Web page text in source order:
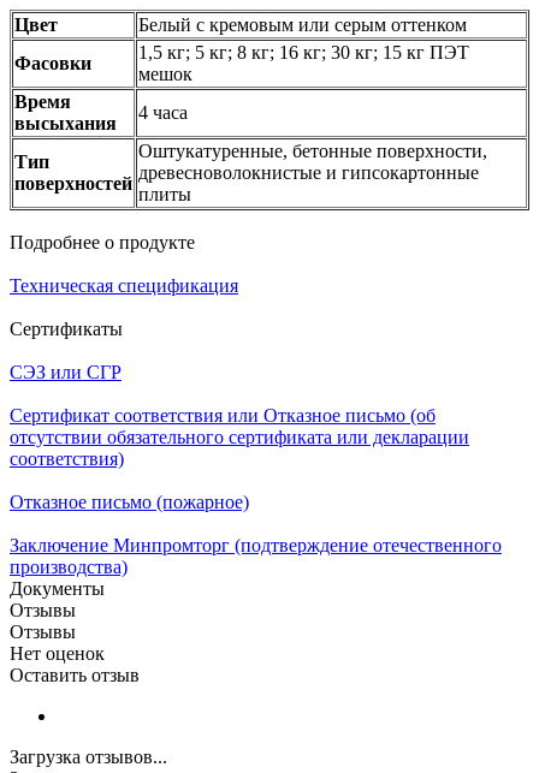
Цвет
Белый с кремовым или серым оттенком
Фасовки
1,5 кг; 5 кг; 8 кг; 16 кг; 30 кг; 15 кг ПЭТ
мешок
Время
высыхания
4 часа
Тип
поверхностей
Оштукатуренные, бетонные поверхности,
древесноволокнистые и гипсокартонные
плиты
Подробнее о продукте
Техническая спецификация
Сертификаты
СЭЗ или СГР
Сертификат соответствия или Отказное письмо (об
отсутствии обязательного сертификата или декларации
соответствия)
Отказное письмо (пожарное)
Заключение Минпромторг (подтверждение отечественного
производства)
Документы
Отзывы
Отзывы
Нет оценок
Оставить отзыв
Загрузка отзывов...